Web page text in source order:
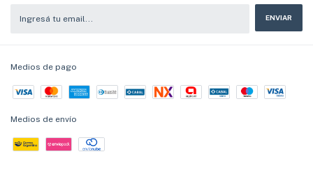
Medios de pago
Medios de envío